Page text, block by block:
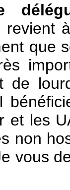
revient
que
de
et les
non
vous